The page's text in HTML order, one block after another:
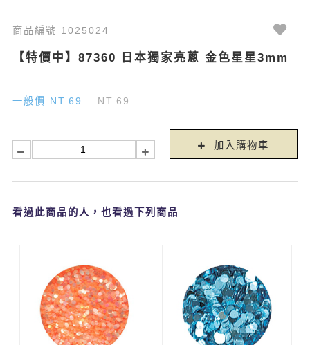
商品編號 1025024
【特價中】87360 日本獨家亮蔥 金色星星3mm
一般價 NT.69 NT.69
加入購物車
看過此商品的人，也看過下列商品